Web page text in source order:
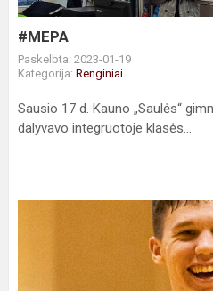
#MEPA
Paskelbta: 2023-01-19
Kategorija: Renginiai
Sausio 17 d. Kauno „Saulės“
dalyvavo integruotoje klasės...